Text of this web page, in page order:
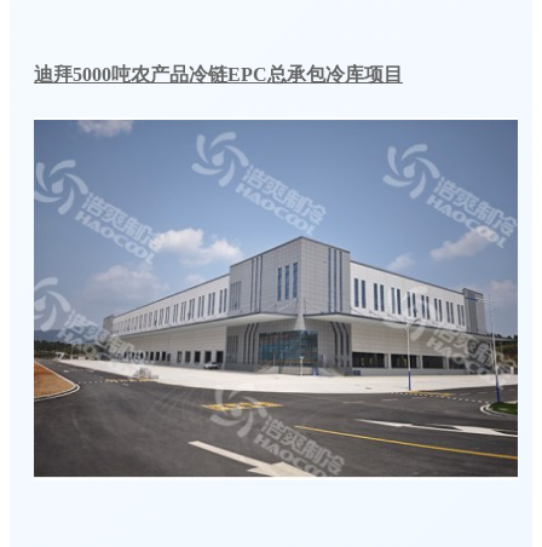
迪拜5000吨农产品冷链EPC总承包冷库项目